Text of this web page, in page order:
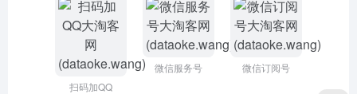
扫码加QQ
微信服务号 微信订阅号